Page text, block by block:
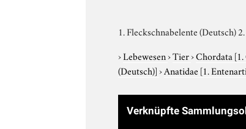
1. Fleckschnabelente (Deutsch)
›Lebewesen›Tier›Chordata
(Deutsch)]›Anatidae [1.
Verknüpfte